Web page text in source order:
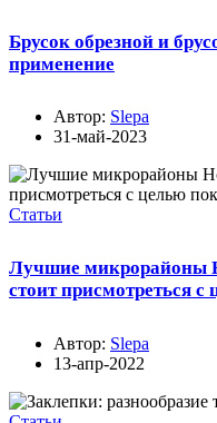
Брусок обрезной и
применение
Автор: Slepa
31-май-2023
Статьи
Лучшие микрорайоны
стоит присмотреться
Автор: Slepa
13-апр-2022